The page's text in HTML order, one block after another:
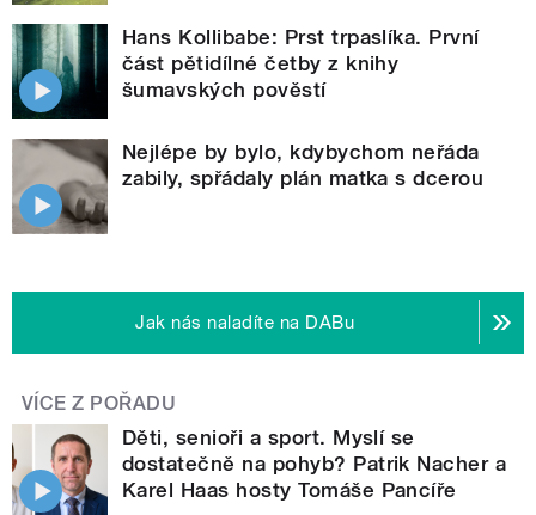
Hans Kollibabe: Prst trpaslíka. První
část pětidílné četby z knihy
šumavských pověstí
Nejlépe by bylo, kdybychom neřáda
zabily, spřádaly plán matka s dcerou
Jak nás naladíte na DABu
VÍCE Z POŘADU
Děti, senioři a sport. Myslí se
dostatečně na pohyb? Patrik Nacher a
Karel Haas hosty Tomáše Pancíře